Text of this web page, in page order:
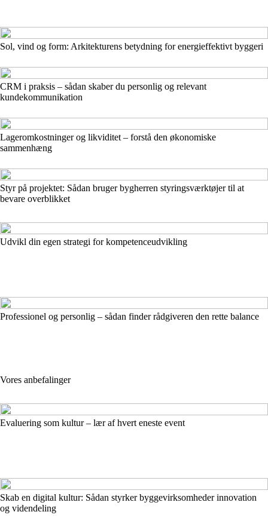
Sol, vind og form: Arkitekturens betydning for energieffektivt byggeri
CRM i praksis – sådan skaber du personlig og relevant
kundekommunikation
Lageromkostninger og likviditet – forstå den økonomiske
sammenhæng
Styr på projektet: Sådan bruger bygherren styringsværktøjer til at
bevare overblikket
Udvikl din egen strategi for kompetenceudvikling
Professionel og personlig – sådan finder rådgiveren den rette balance
Vores anbefalinger
Evaluering som kultur – lær af hvert eneste event
Skab en digital kultur: Sådan styrker byggevirksomheder innovation
og videndeling